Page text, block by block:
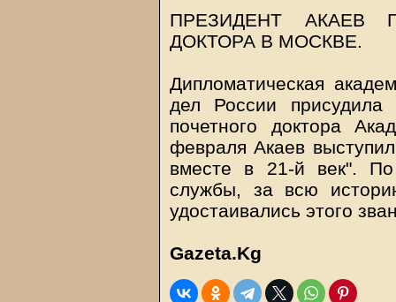
ПРЕЗИДЕНТ АКАЕВ
ДОКТОРА В МОСКВЕ.
Дипломатическая
дел России присудила
почетного доктора
февраля Акаев
вместе в 21-й век". По
службы, за всю
удостаивались этого
Gazeta.Kg